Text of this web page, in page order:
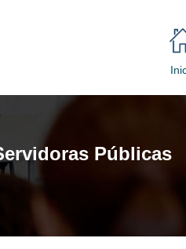
Públicas